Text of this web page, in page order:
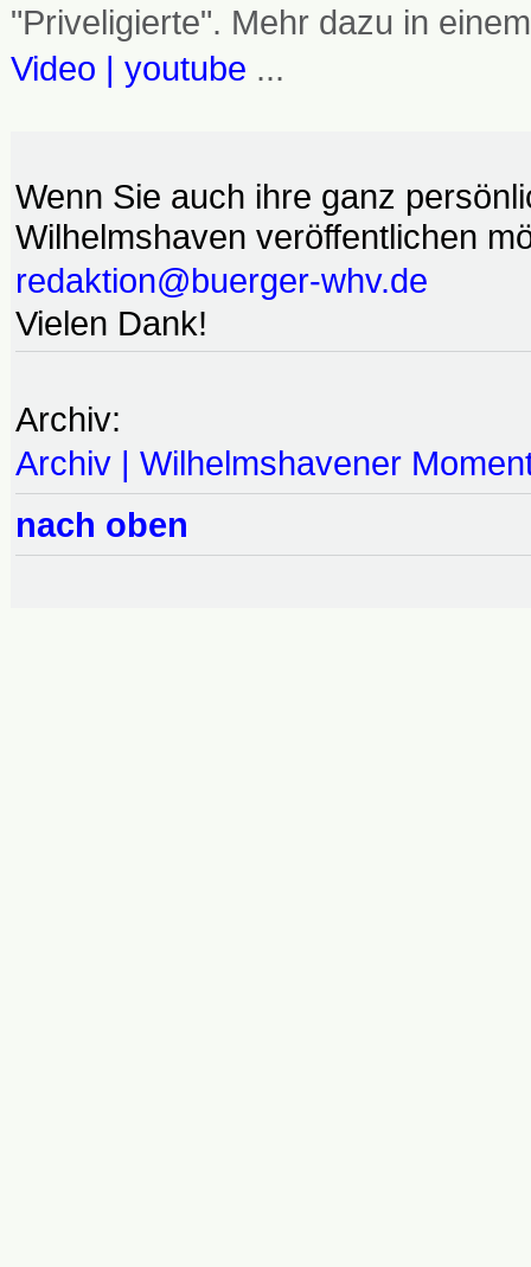
"Priveligierte". Mehr dazu in
Video | youtube ...
Wenn Sie auch ihre ganz
Wilhelmshaven veröffentlichen
redaktion@buerger-whv.de
Vielen Dank!
Archiv:
Archiv | Wilhelmshavener
nach oben